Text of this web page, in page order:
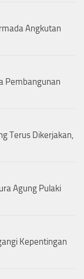
Angkutan
Pembangunan
Terus Dikerjakan,
Agung Pulaki
Kepentingan